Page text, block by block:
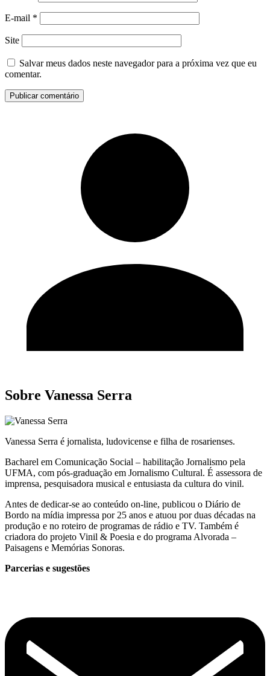
E-mail *
Site
Salvar meus dados neste navegador para a próxima vez que eu
comentar.
Sobre Vanessa Serra
Vanessa Serra é jornalista, ludovicense e filha de rosarienses.
Bacharel em Comunicação Social – habilitação Jornalismo pela
UFMA, com pós-graduação em Jornalismo Cultural. É assessora de
imprensa, pesquisadora musical e entusiasta da cultura do vinil.
Antes de dedicar-se ao conteúdo on-line, publicou o Diário de
Bordo na mídia impressa por 25 anos e atuou por duas décadas na
produção e no roteiro de programas de rádio e TV. Também é
criadora do projeto Vinil & Poesia e do programa Alvorada –
Paisagens e Memórias Sonoras.
Parcerias e sugestões